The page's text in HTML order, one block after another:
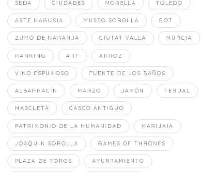
SEDA CIUDADES MORELLA TOLEDO
ASTE NAGUSIA MUSEO SOROLLA GOT
ZUMO DE NARANJA CIUTAT VALLA MURCIA
RANKING ART ARROZ
VINO ESPUMOSO FUENTE DE LOS BAÑOS
ALBARRACÍN MARZO JAMÓN TERUAL
MASCLETÀ CASCO ANTIGUO
PATRIMONIO DE LA HUMANIDAD MARIJAIA
JOAQUIN SOROLLA GAMES OF THRONES
PLAZA DE TOROS AYUNTAMIENTO